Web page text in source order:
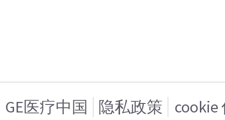
GE医疗中国 隐私政策 cookie